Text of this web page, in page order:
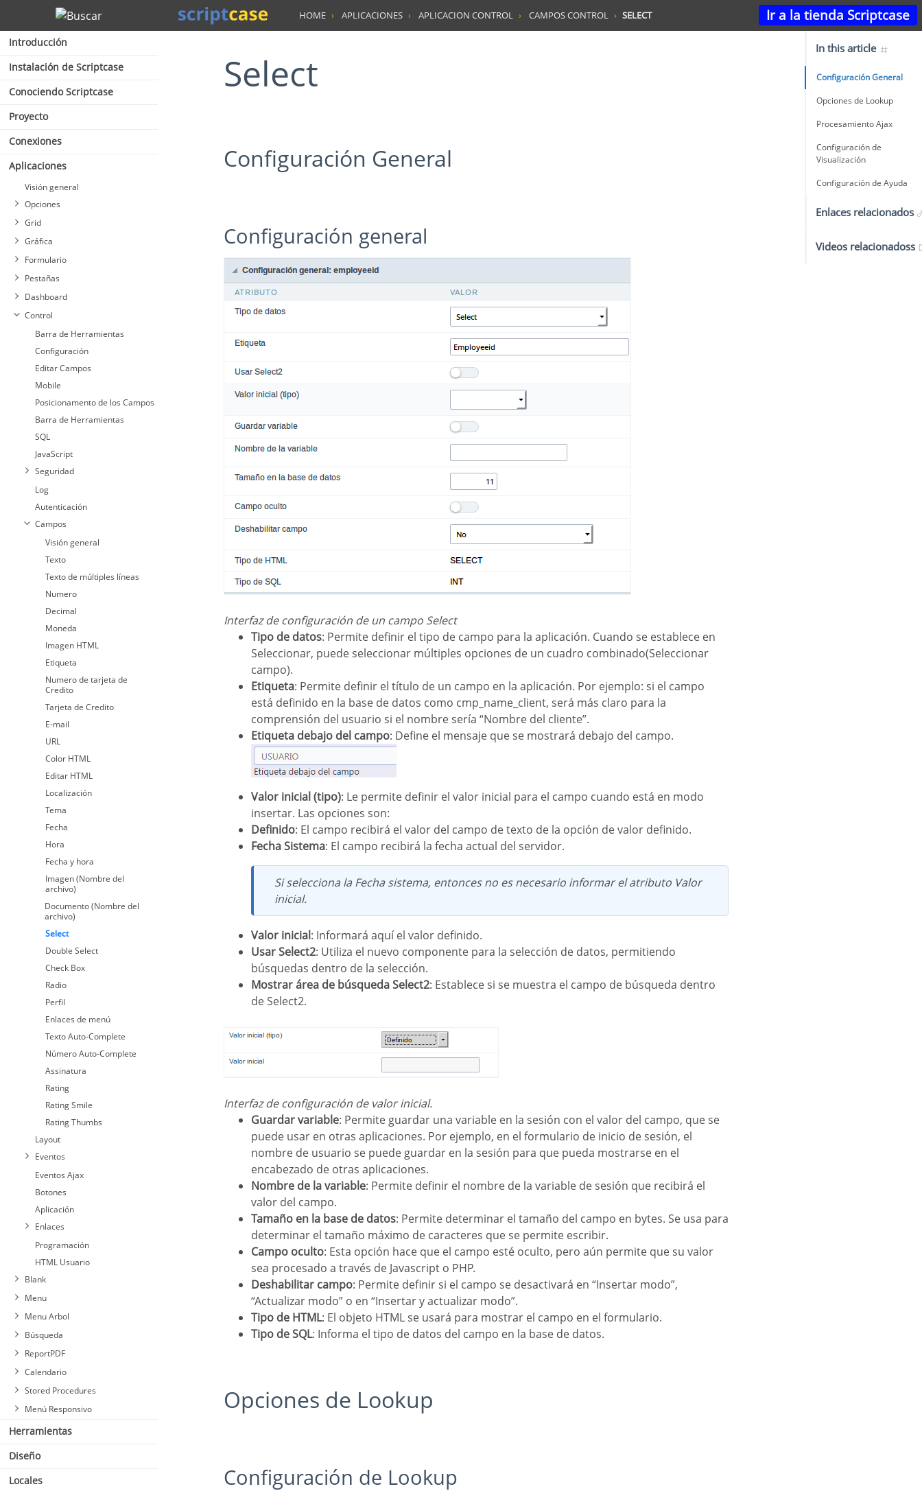
Ir a la tienda Scriptcase
Buscar
Introducción
Instalación de Scriptcase
Conociendo Scriptcase
Proyecto
Conexiones
Aplicaciones
Visión general
Opciones
Grid
Gráfica
Formulario
Pestañas
Dashboard
Control
Barra de Herramientas
Configuración
Editar Campos
Mobile
Posicionamento de los Campos
Barra de Herramientas
SQL
JavaScript
Seguridad
Log
Autenticación
Campos
Visión general
Texto
Texto de múltiples líneas
Numero
Decimal
Moneda
Imagen HTML
Etiqueta
Numero de tarjeta de
Credito
Tarjeta de Credito
E-mail
URL
Color HTML
Editar HTML
Localización
Tema
Fecha
Hora
Fecha y hora
Imagen (Nombre del
archivo)
Documento (Nombre del
archivo)
Select
Double Select
Check Box
Radio
Perfil
Enlaces de menú
Texto Auto-Complete
Número Auto-Complete
Assinatura
Rating
Rating Smile
Rating Thumbs
Layout
Eventos
Eventos Ajax
Botones
Aplicación
Enlaces
Programación
HTML Usuario
Blank
Menu
Menu Arbol
Búsqueda
ReportPDF
Calendario
Stored Procedures
Menú Responsivo
Herramientas
Diseño
Locales
HOME APLICACIONES APLICACION CONTROL CAMPOS CONTROL SELECT
Select
Configuración General
Configuración general
Interfaz de configuración de un campo Select
Tipo de datos: Permite definir el tipo de campo para la aplicación. Cuando se establece en
Seleccionar, puede seleccionar múltiples opciones de un cuadro combinado(Seleccionar
campo).
Etiqueta: Permite definir el título de un campo en la aplicación. Por ejemplo: si el campo
está definido en la base de datos como cmp_name_client, será más claro para la
comprensión del usuario si el nombre sería “Nombre del cliente”.
Etiqueta debajo del campo: Define el mensaje que se mostrará debajo del campo.
Valor inicial (tipo): Le permite definir el valor inicial para el campo cuando está en modo
insertar. Las opciones son:
Definido: El campo recibirá el valor del campo de texto de la opción de valor definido.
Fecha Sistema: El campo recibirá la fecha actual del servidor.
Si selecciona la Fecha sistema, entonces no es necesario informar el atributo Valor
inicial.
Valor inicial: Informará aquí el valor definido.
Usar Select2: Utiliza el nuevo componente para la selección de datos, permitiendo
búsquedas dentro de la selección.
Mostrar área de búsqueda Select2: Establece si se muestra el campo de búsqueda dentro
de Select2.
Interfaz de configuración de valor inicial.
Guardar variable: Permite guardar una variable en la sesión con el valor del campo, que se
puede usar en otras aplicaciones. Por ejemplo, en el formulario de inicio de sesión, el
nombre de usuario se puede guardar en la sesión para que pueda mostrarse en el
encabezado de otras aplicaciones.
Nombre de la variable: Permite definir el nombre de la variable de sesión que recibirá el
valor del campo.
Tamaño en la base de datos: Permite determinar el tamaño del campo en bytes. Se usa para
determinar el tamaño máximo de caracteres que se permite escribir.
Campo oculto: Esta opción hace que el campo esté oculto, pero aún permite que su valor
sea procesado a través de Javascript o PHP.
Deshabilitar campo: Permite definir si el campo se desactivará en “Insertar modo”,
“Actualizar modo” o en “Insertar y actualizar modo”.
Tipo de HTML: El objeto HTML se usará para mostrar el campo en el formulario.
Tipo de SQL: Informa el tipo de datos del campo en la base de datos.
Opciones de Lookup
Configuración de Lookup
In this article
Configuración General
Opciones de Lookup
Procesamiento Ajax
Configuración de
Visualización
Configuración de Ayuda
Enlaces relacionados
Videos relacionadoss